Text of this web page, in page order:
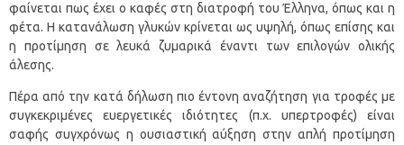
φαίνεται πως έχει ο καφές στη διατροφή του Έλληνα, όπως και η
φέτα. Η κατανάλωση γλυκών κρίνεται ως υψηλή, όπως επίσης και
η προτίμηση σε λευκά ζυμαρικά έναντι των επιλογών ολικής
άλεσης.
Πέρα από την κατά δήλωση πιο έντονη αναζήτηση για τροφές με
συγκεκριμένες ευεργετικές ιδιότητες (π.χ. υπερτροφές) είναι
σαφής συγχρόνως η ουσιαστική αύξηση στην απλή προτίμηση